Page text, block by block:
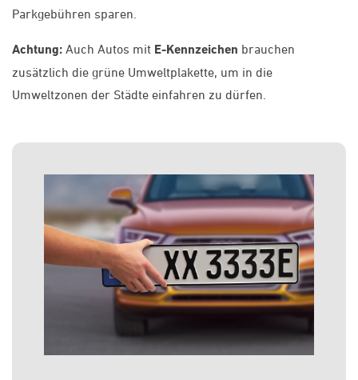
Parkgebühren sparen.
Achtung: Auch Autos mit E-Kennzeichen brauchen
zusätzlich die grüne Umweltplakette, um in die
Umweltzonen der Städte einfahren zu dürfen.